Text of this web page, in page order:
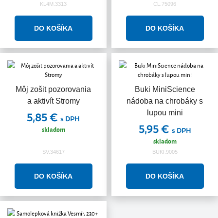
KL4M.3313 CL.75096
Môj zošit pozorovania
a aktivít Stromy
5,85 € s DPH
skladom
SV.34617
Buki MiniScience
nádoba na chrobáky s
lupou mini
5,95 € s DPH
skladom
BUKI.9005